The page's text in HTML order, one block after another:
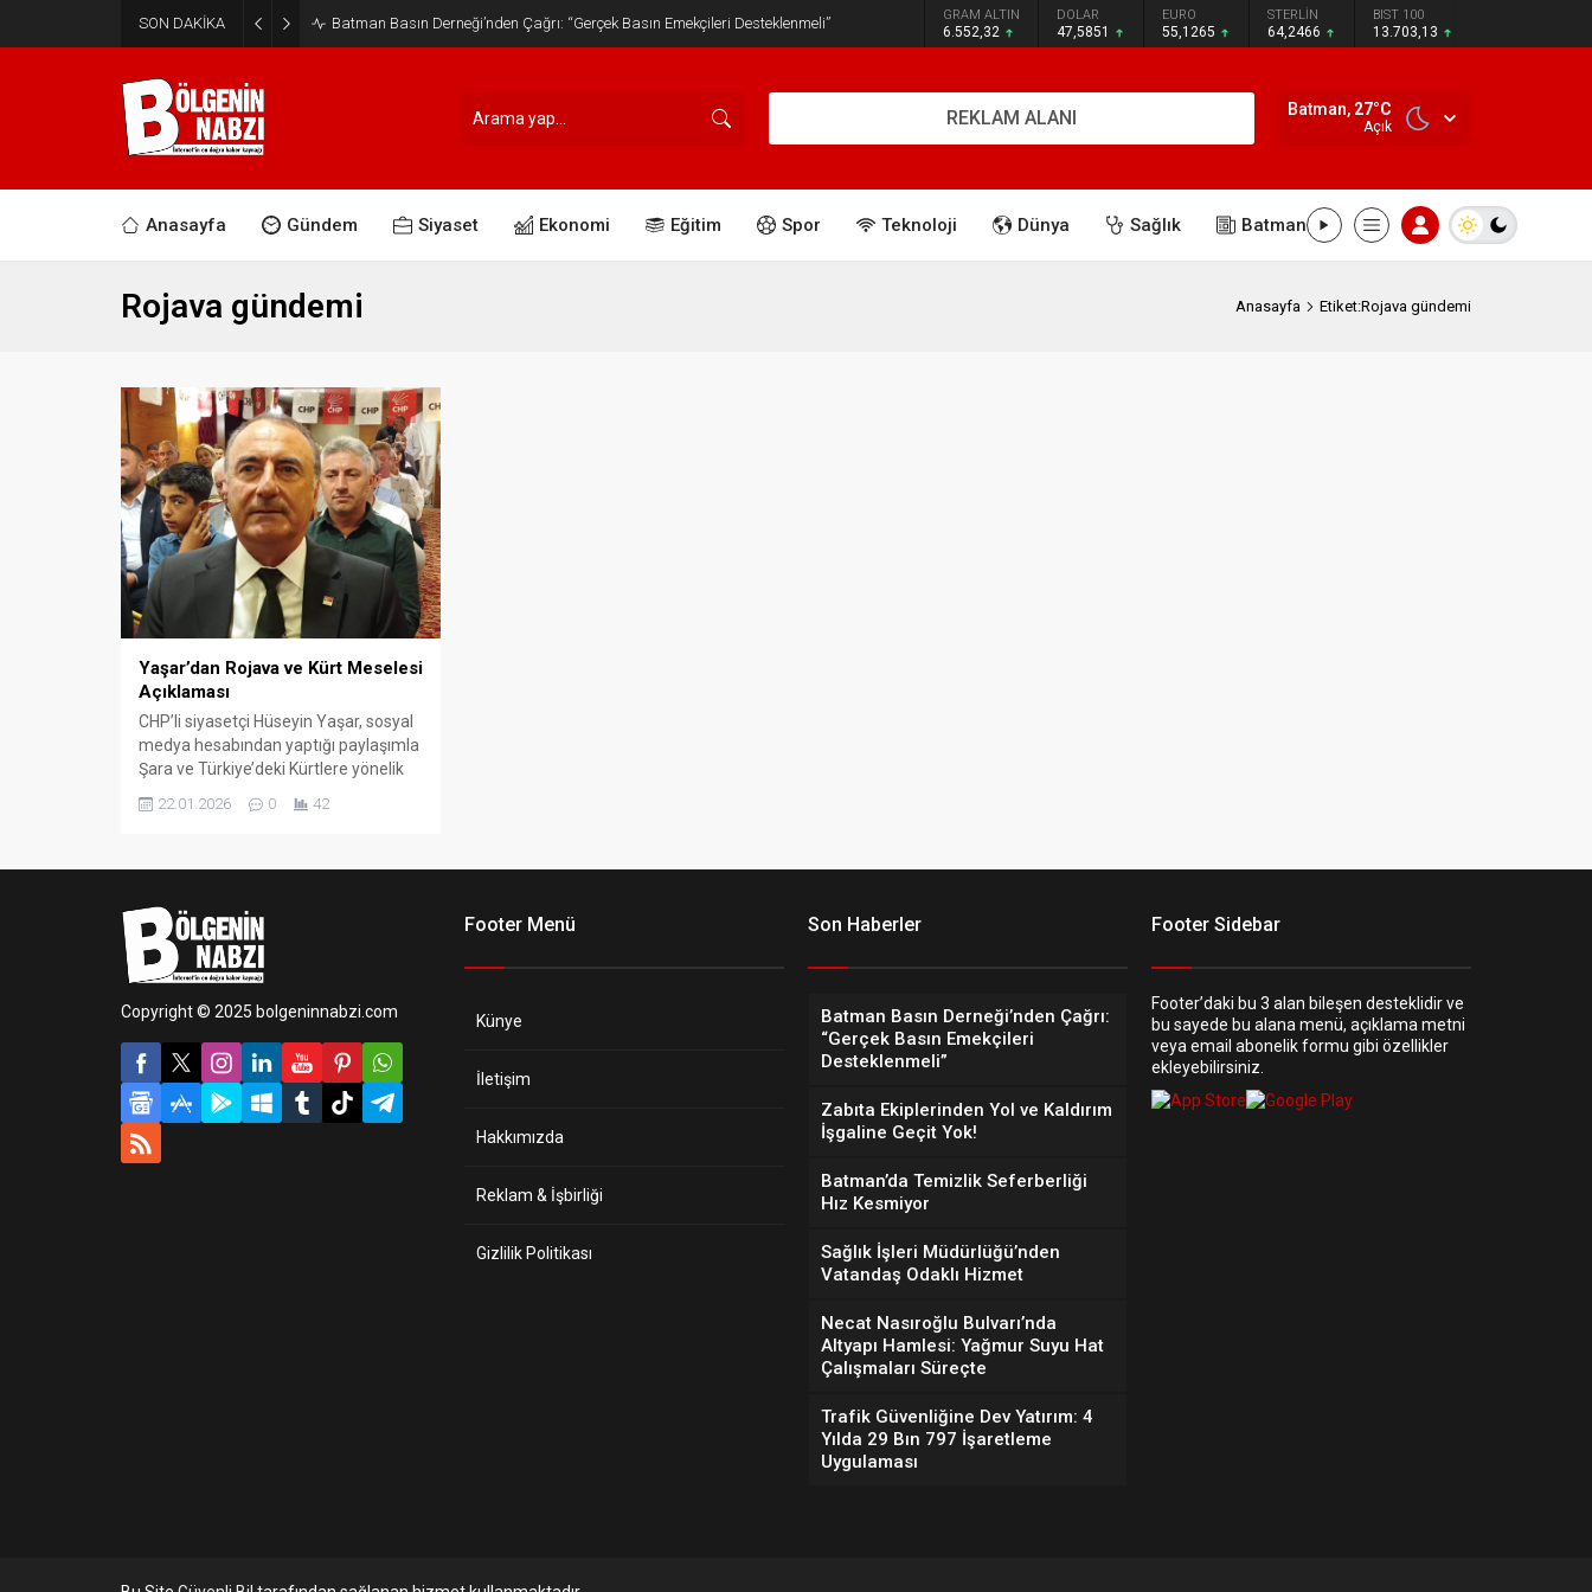
SON DAKİKA Batman Basın Derneği’nden Çağrı: “Gerçek Basın Emekçileri Desteklenmeli” GRAM ALTIN
6.552,32
DOLAR
47,5851
EURO
55,1265
STERLİN
64,2466
BIST 100
13.703,13
REKLAM ALANI Batman, 27°C
Açık
Anasayfa Gündem Siyaset Ekonomi Eğitim Spor Teknoloji Dünya Sağlık Batman
Rojava gündemi Anasayfa Etiket:Rojava gündemi
Yaşar’dan Rojava ve Kürt Meselesi
Açıklaması
CHP’li siyasetçi Hüseyin Yaşar, sosyal
medya hesabından yaptığı paylaşımla
Şara ve Türkiye’deki Kürtlere yönelik
tutumlara ilişkin değerlendirmelerde
bulundu.
22.01.2026 0 42
Copyright © 2025 bolgeninnabzi.com
Footer Menü
Künye
İletişim
Hakkımızda
Reklam & İşbirliği
Gizlilik Politikası
Son Haberler
Batman Basın Derneği’nden Çağrı:
“Gerçek Basın Emekçileri
Desteklenmeli”
Zabıta Ekiplerinden Yol ve Kaldırım
İşgaline Geçit Yok!
Batman’da Temizlik Seferberliği
Hız Kesmiyor
Sağlık İşleri Müdürlüğü’nden
Vatandaş Odaklı Hizmet
Necat Nasıroğlu Bulvarı’nda
Altyapı Hamlesi: Yağmur Suyu Hat
Çalışmaları Süreçte
Trafik Güvenliğine Dev Yatırım: 4
Yılda 29 Bın 797 İşaretleme
Uygulaması
Footer Sidebar
Footer’daki bu 3 alan bileşen desteklidir ve
bu sayede bu alana menü, açıklama metni
veya email abonelik formu gibi özellikler
ekleyebilirsiniz.